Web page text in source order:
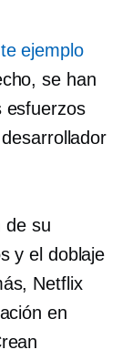
ejemplo
se han
esfuerzos
de su
y el doblaje
Netflix
en